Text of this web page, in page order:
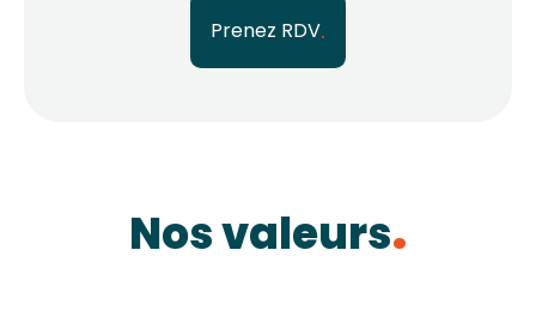
Prenez RDV
Nos valeurs